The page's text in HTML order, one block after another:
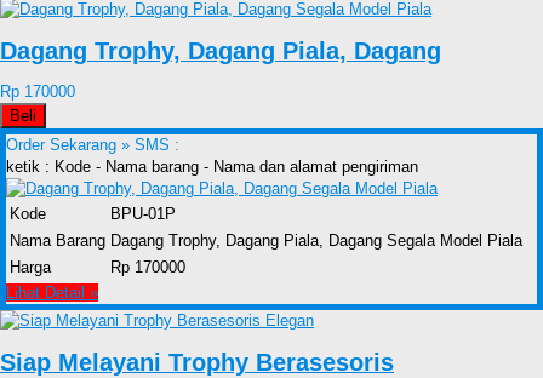
Dagang Trophy, Dagang Piala, Dagang
Rp 170000
Beli
Order Sekarang » SMS :
ketik : Kode - Nama barang - Nama dan alamat pengiriman
Kode
BPU-01P
Nama Barang Dagang Trophy, Dagang Piala, Dagang Segala Model Piala
Harga
Rp 170000
Lihat Detail »
Siap Melayani Trophy Berasesoris